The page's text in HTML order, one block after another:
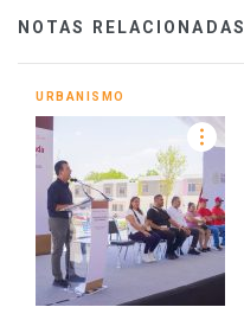
NOTAS RELACIONADAS
URBANISMO